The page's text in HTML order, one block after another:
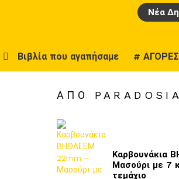
Νέα
Βιβλία που αγαπήσαμε #
ΑΠΌ
Καρβουνάκια
Μασούρι με 7
τεμάχιο